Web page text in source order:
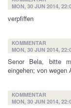
MON, 30 JUN 2014,
verpfiffen
KOMMENTAR
MON, 30 JUN 2014,
Senor Bela, bitte
eingehen; von wegen
KOMMENTAR
MON, 30 JUN 2014,